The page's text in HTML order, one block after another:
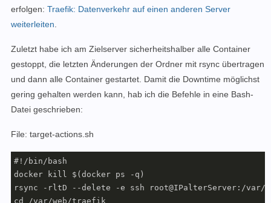
erfolgen: Traefik: Datenverkehr auf einen anderen Server
weiterleiten
Zuletzt habe ich am Zielserver sicherheitshalber alle Container
gestoppt, die letzten Änderungen der Ordner mit rsync übertragen
und dann alle Container gestartet. Damit die Downtime möglichst
gering gehalten werden kann, hab ich die Befehle in eine Bash-
Datei geschrieben:
File: target-actions.sh
#!/bin/bash
docker kill $(docker ps -q)
rsync -rltD --delete -e ssh root@IPalterServer:/var/
cd /var/web/traefik